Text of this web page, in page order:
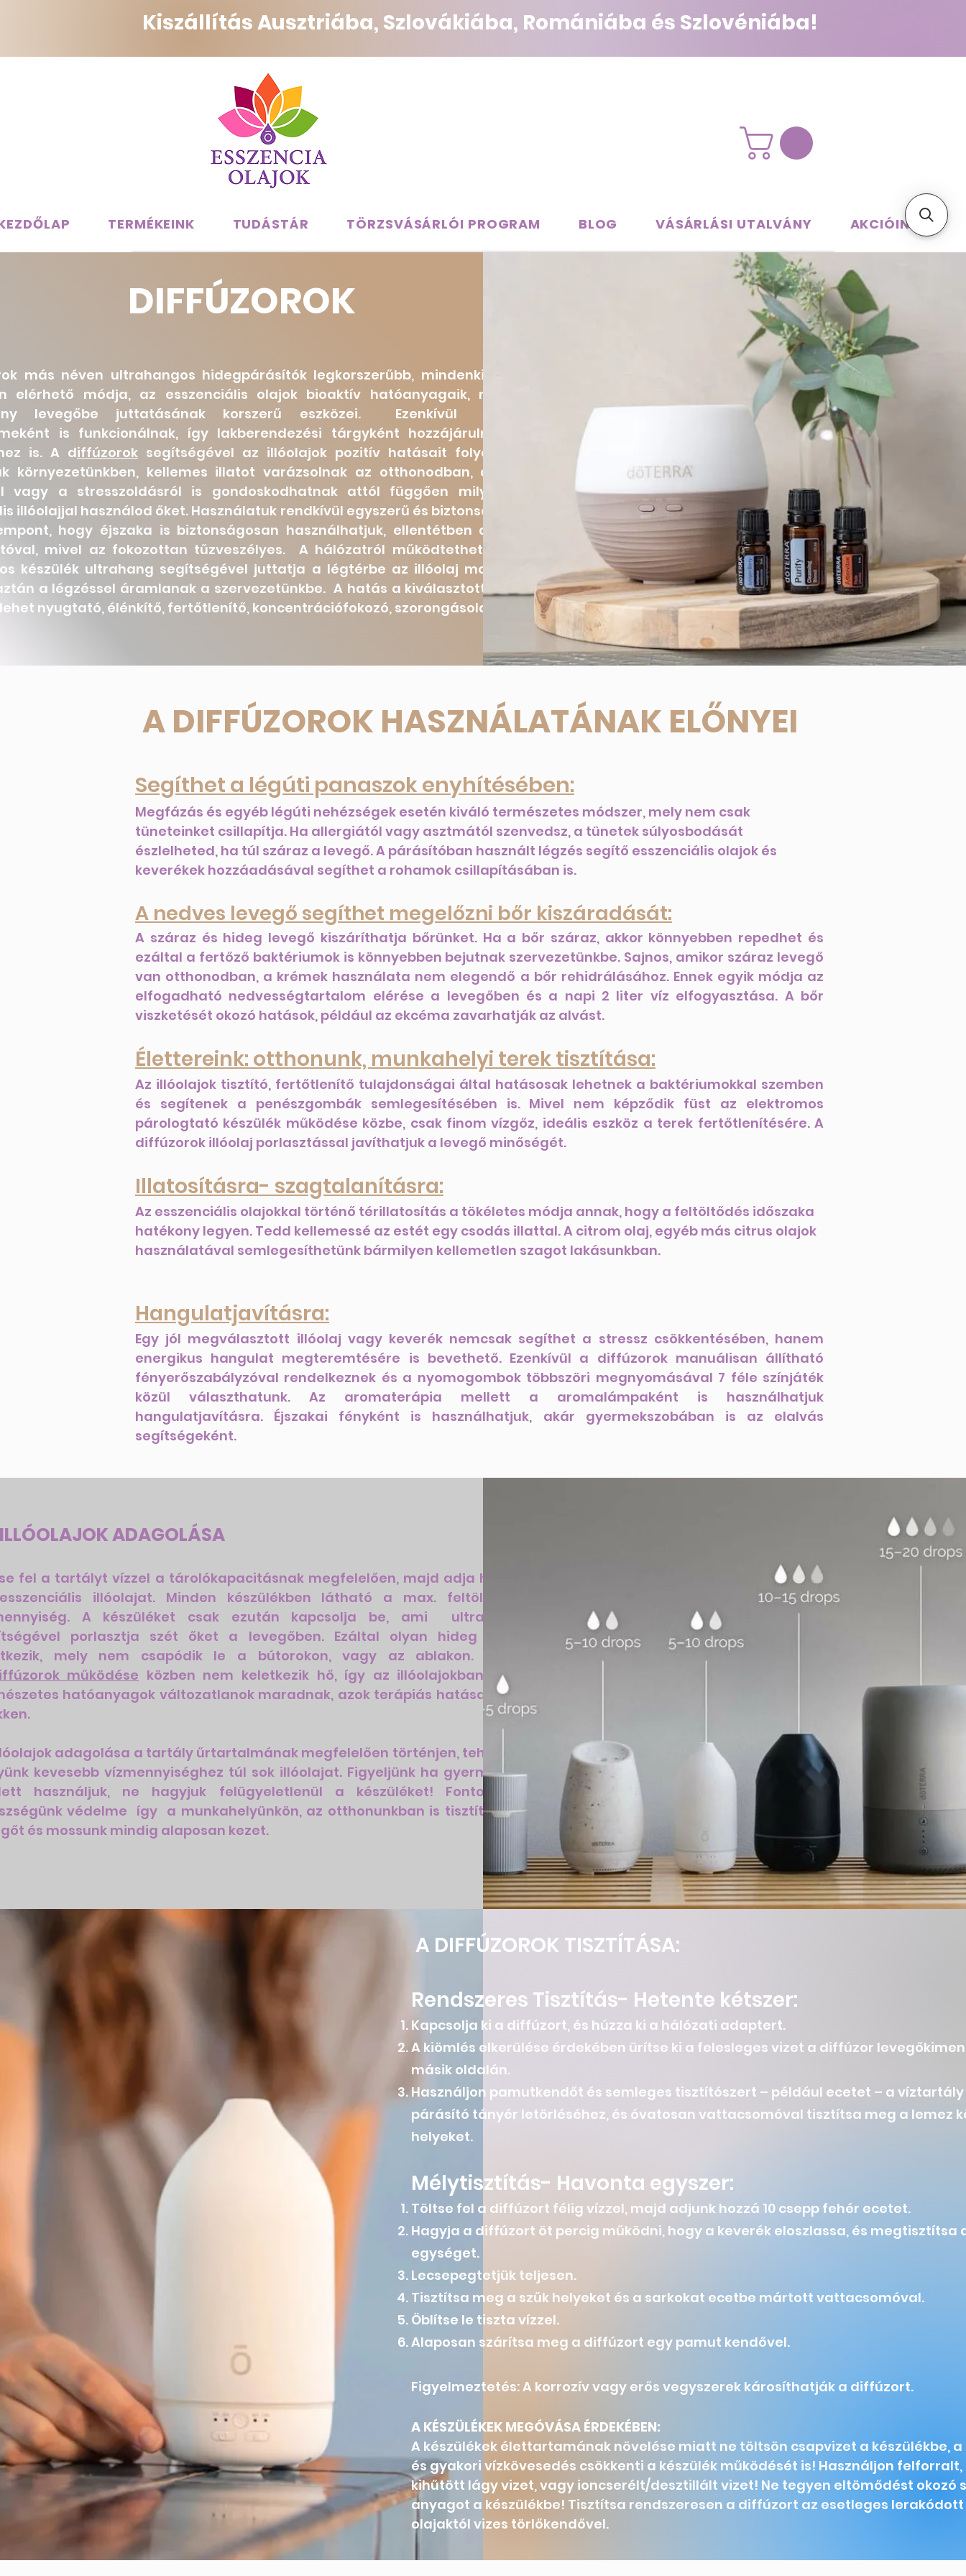
Kiszállítás Ausztriába, Szlovákiába, Romániába és Szlovéniába!
TERMÉKEINK TUDÁSTÁR TÖRZSVÁSÁRLÓI PROGRAM BLOG VÁSÁRLÁSI UTALVÁNY AKCIÓINK
DIFFÚZOROK
más néven ultrahangos hidegpárásítók legkorszerűbb, mindenki számára
elérhető módja, az esszenciális olajok bioaktív hatóanyagaik, molekuláik
levegőbe juttatásának korszerű eszközei. Ezenkívül lakásunk
is funkcionálnak, így lakberendezési tárgyként hozzájárulnak a tér
is. A diffúzorok segítségével az illóolajok pozitív hatásait folyamatosan
környezetünkben, kellemes illatot varázsolnak az otthonodban, de levegő
vagy a stresszoldásról is gondoskodhatnak attól függően milyen tiszta
illóolajjal használod őket.​ Használatuk rendkívül egyszerű és biztonságos.
hogy éjszaka is biztonságosan használhatjuk, ellentétben a kerámia
mivel az fokozottan tűzveszélyes.
A hálózatról működtethető teljesen
készülék ultrahang segítségével juttatja a légtérbe az illóolaj molekulákat,
a légzéssel áramlanak a szervezetünkbe. A hatás a kiválasztott illóolajtól
nyugtató, élénkítő, fertőtlenítő, koncentrációfokozó, szorongásoldó.
A DIFFÚZOROK HASZNÁLATÁNAK ELŐNYEI
Segíthet a légúti panaszok enyhítésében:
Megfázás és egyéb légúti nehézségek esetén kiváló természetes módszer, mely nem csak
tüneteinket csillapítja. Ha allergiától vagy asztmától szenvedsz, a tünetek súlyosbodását
észlelheted, ha túl száraz a levegő. A párásítóban használt légzés segítő esszenciális olajok és
keverékek hozzáadásával segíthet a rohamok csillapításában is.
A nedves levegő segíthet megelőzni bőr kiszáradását:
A száraz és hideg levegő kiszáríthatja bőrünket. Ha a bőr száraz, akkor könnyebben repedhet és
ezáltal a fertőző baktériumok is könnyebben bejutnak szervezetünkbe. Sajnos, amikor száraz levegő
van otthonodban, a krémek használata nem elegendő a bőr rehidrálásához. Ennek egyik módja az
elfogadható nedvességtartalom elérése a levegőben és a napi 2 liter víz elfogyasztása. A bőr
viszketését okozó hatások, például az ekcéma zavarhatják az alvást.
Élettereink: otthonunk, munkahelyi terek tisztítása:
Az illóolajok tisztító, fertőtlenítő tulajdonságai által hatásosak lehetnek a baktériumokkal szemben
és segítenek a penészgombák semlegesítésében is. Mivel nem képződik füst az elektromos
párologtató készülék működése közbe, csak finom vízgőz, ideális eszköz a terek fertőtlenítésére. A
diffúzorok illóolaj porlasztással javíthatjuk a levegő minőségét.
Illatosításra- szagtalanításra:
Az esszenciális olajokkal történő térillatosítás a tökéletes módja annak, hogy a feltöltődés időszaka
hatékony legyen. Tedd kellemessé az estét egy csodás illattal. A citrom olaj, egyéb más citrus olajok
használatával semlegesíthetünk bármilyen kellemetlen szagot lakásunkban.
Hangulatjavításra:
Egy jól megválasztott illóolaj vagy keverék nemcsak segíthet a stressz csökkentésében, hanem
energikus hangulat megteremtésére is bevethető. Ezenkívül a diffúzorok manuálisan állítható
fényerőszabályzóval rendelkeznek és a nyomogombok többszöri megnyomásával 7 féle színjáték
közül választhatunk. Az aromaterápia mellett a aromalámpaként is használhatjuk
hangulatjavításra. Éjszakai fényként is használhatjuk, akár gyermekszobában is az elalvás
segítségeként.
ADAGOLÁSA
fel a tartályt vízzel a tárolókapacitásnak megfelelően, majd adja hozzá
illóolajat. Minden készülékben látható a max. feltölthető
A készüléket csak ezután kapcsolja be, ami ultrahang
porlasztja szét őket a levegőben. Ezáltal olyan hideg pára
mely nem csapódik le a bútorokon, vagy az ablakon. Mivel
működése közben nem keletkezik hő, így az illóolajokban lévő
hatóanyagok változatlanok maradnak, azok terápiás hatása nem
adagolása a tartály űrtartalmának megfelelően történjen, tehát ne
kevesebb vízmennyiséghez túl sok illóolajat. Figyeljünk ha gyermekek
használjuk, ne hagyjuk felügyeletlenül a készüléket! Fontos az
védelme így a munkahelyünkön, az otthonunkban is tisztítsuk a
és mossunk mindig alaposan kezet.
A DIFFÚZOROK TISZTÍTÁSA:
Rendszeres Tisztítás- Hetente kétszer:
Kapcsolja ki a diffúzort, és húzza ki a hálózati adaptert.
A kiömlés elkerülése érdekében ürítse ki a felesleges vizet a diffúzor
másik oldalán.
Használjon pamutkendőt és semleges tisztítószert – például ecetet – a víztartály
párásító tányér letörléséhez, és óvatosan vattacsomóval tisztítsa meg a lemez
helyeket.
Mélytisztítás- Havonta egyszer:
Töltse fel a diffúzort félig vízzel, majd adjunk hozzá 10 csepp fehér ecetet.
Hagyja a diffúzort öt percig működni, hogy a keverék eloszlassa, és megtisztítsa
egységet.
Lecsepegtetjük teljesen.
Tisztítsa meg a szűk helyeket és a sarkokat ecetbe mártott vattacsomóval.
Öblítse le tiszta vízzel.
Alaposan szárítsa meg a diffúzort egy pamut kendővel.
Figyelmeztetés: A korrozív vagy erős vegyszerek károsíthatják a diffúzort.
A KÉSZÜLÉKEK MEGÓVÁSA ÉRDEKÉBEN:
​A készülékek élettartamának növelése miatt ne töltsön csapvizet a készülékbe,
és gyakori vízkövesedés csökkenti a készülék működését is! Használjon
kihűtött lágy vizet, vagy ioncserélt/desztillált vizet! Ne tegyen eltömődést okozó
anyagot a készülékbe! Tisztítsa rendszeresen a diffúzort az esetleges lerakódott
olajaktól vizes törlőkendővel.